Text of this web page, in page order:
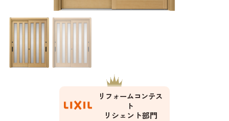
リフォームコンテス
ト
リシェント部門